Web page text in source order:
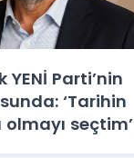
YENİ Parti’nin
‘Tarihin
seçtim’